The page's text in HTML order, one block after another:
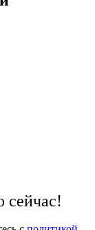
сейчас!